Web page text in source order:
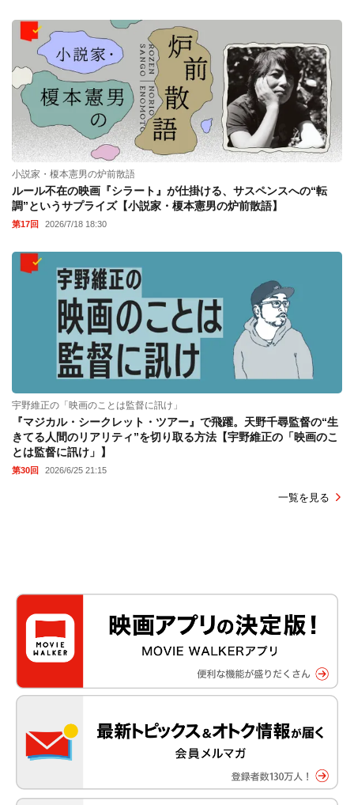
小説家・榎本憲男の炉前散語
ルール不在の映画『シラート』が仕掛ける、サスペンスへの“転
調”というサプライズ【小説家・榎本憲男の炉前散語】
第17回 2026/7/18 18:30
宇野維正の「映画のことは監督に訊け」
『マジカル・シークレット・ツアー』で飛躍。天野千尋監督の“生
きてる人間のリアリティ”を切り取る方法【宇野維正の「映画のこ
とは監督に訊け」】
第30回 2026/6/25 21:15
一覧を見る